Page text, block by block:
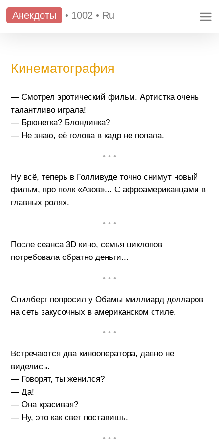
Анекдоты • 1002 • Ru
Кинематография
— Смотрел эротический фильм. Артистка очень
талантливо играла!
— Брюнетка? Блондинка?
— Не знаю, её голова в кадр не попала.
• • •
Ну всё, теперь в Голливуде точно снимут новый
фильм, про полк «Азов»... С афроамериканцами в
главных ролях.
• • •
После сеанса 3D кино, семья циклопов
потребовала обратно деньги...
• • •
Спилберг попросил у Обамы миллиард долларов
на сеть закусочных в американском стиле.
• • •
Встречаются два кинооператора, давно не
виделись.
— Говорят, ты женился?
— Да!
— Она красивая?
— Ну, это как свет поставишь.
• • •